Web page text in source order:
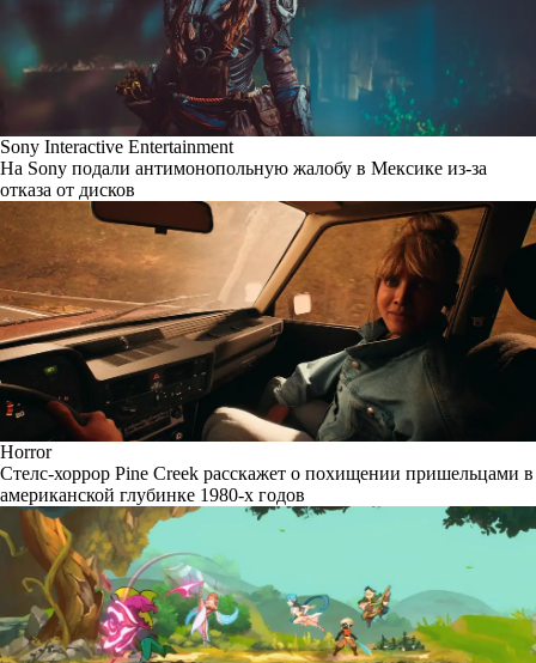
Sony Interactive Entertainment
На Sony подали антимонопольную жалобу в Мексике из-за
отказа от дисков
Horror
Стелс-хоррор Pine Creek расскажет о похищении пришельцами в
американской глубинке 1980-х годов